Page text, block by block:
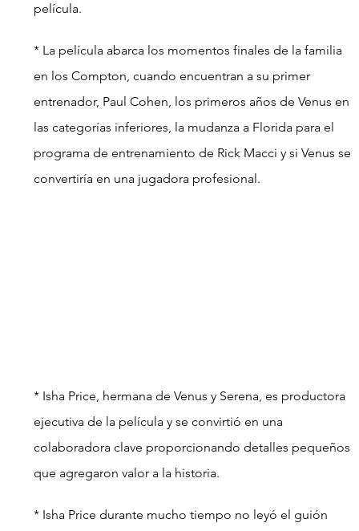
película.
* La película abarca los momentos finales de la familia
en los Compton, cuando encuentran a su primer
entrenador, Paul Cohen, los primeros años de Venus en
las categorías inferiores, la mudanza a Florida para el
programa de entrenamiento de Rick Macci y si Venus se
convertiría en una jugadora profesional.
* Isha Price, hermana de Venus y Serena, es productora
ejecutiva de la película y se convirtió en una
colaboradora clave proporcionando detalles pequeños
que agregaron valor a la historia.
* Isha Price durante mucho tiempo no leyó el guión